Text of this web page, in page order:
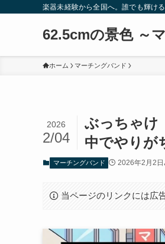
楽器未経験から全国へ。誰でも輝け
62.5cmの景色 ～
ホーム マーチングバンド
ぶっちゃけ
中でやりが
2026
2/04
マーチングバンド 2026年2月2日
当ページのリンクには広